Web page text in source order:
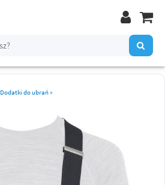
Dodatki do ubrań»